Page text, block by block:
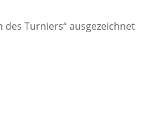
Turniers“ ausgezeichnet